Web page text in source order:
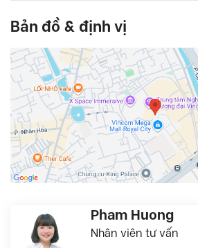
Bản đồ & định vị
Pham Huong
Nhân viên tư vấn